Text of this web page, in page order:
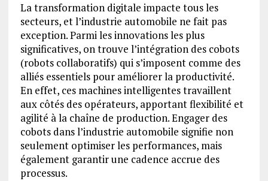
La transformation digitale impacte tous les
secteurs, et l’industrie automobile ne fait pas
exception. Parmi les innovations les plus
significatives, on trouve l’intégration des cobots
(robots collaboratifs) qui s’imposent comme des
alliés essentiels pour améliorer la productivité.
En effet, ces machines intelligentes travaillent
aux côtés des opérateurs, apportant flexibilité et
agilité à la chaîne de production. Engager des
cobots dans l’industrie automobile signifie non
seulement optimiser les performances, mais
également garantir une cadence accrue des
processus.